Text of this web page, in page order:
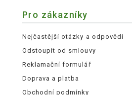
Pro zákazníky
Nejčastější otázky a odpovědi
Odstoupit od smlouvy
Reklamační formulář
Doprava a platba
Obchodní podmínky